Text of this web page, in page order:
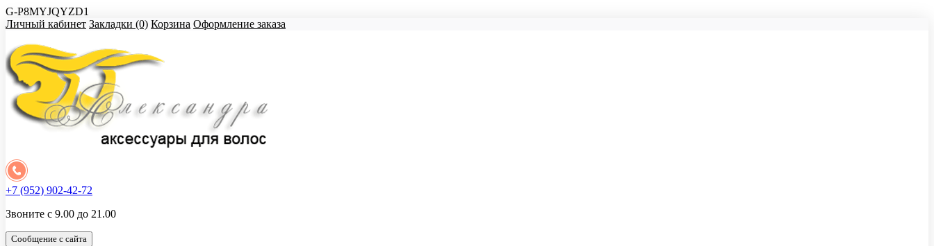
G-P8MYJQYZD1
Личный кабинет Закладки (0) Корзина Оформление заказа
+7 (952) 902-42-72
Звоните с 9.00 до 21.00
Сообщение с сайта